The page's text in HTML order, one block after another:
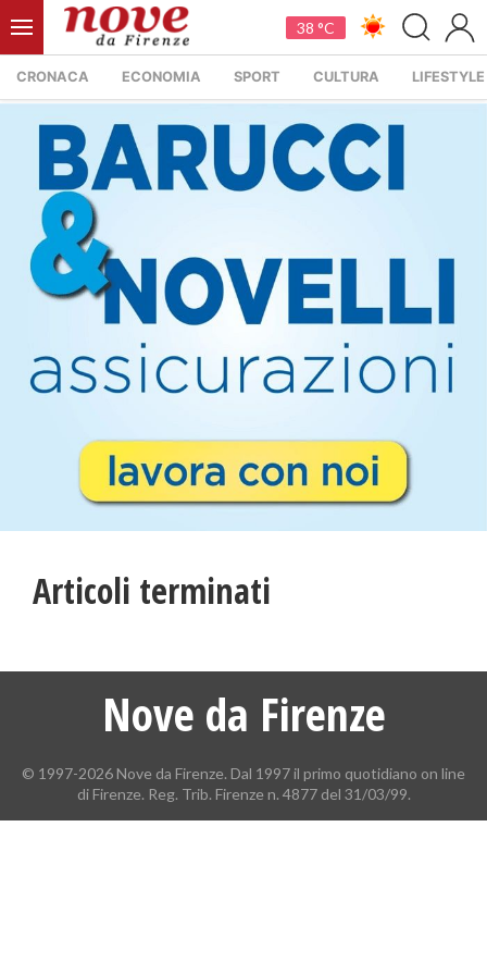
38 °C
CRONACA ECONOMIA SPORT CULTURA LIFESTYLE
Articoli terminati
Nove da Firenze
© 1997-2026 Nove da Firenze. Dal 1997 il primo quotidiano on line
di Firenze. Reg. Trib. Firenze n. 4877 del 31/03/99.